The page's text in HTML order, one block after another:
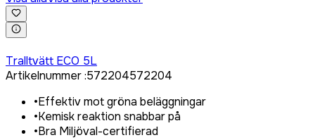
Tralltvätt ECO 5L
Artikelnummer:572204572204
•Effektiv mot gröna beläggningar
•Kemisk reaktion snabbar på
•Bra Miljöval-certifierad